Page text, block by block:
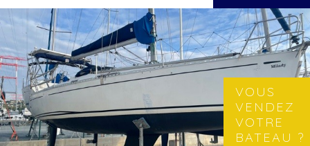
VOUS
VENDEZ
VOTRE
BATEAU ?